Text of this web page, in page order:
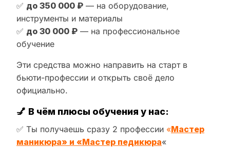
✅ до 350 000 ₽ — на оборудование,
инструменты и материалы
✅ до 30 000 ₽ — на профессиональное
обучение
Эти средства можно направить на старт в
бьюти-профессии и открыть своё дело
официально.
💅 В чём плюсы обучения у нас:
✅ Ты получаешь сразу 2 профессии «Мастер
маникюра» и «Мастер педикюра«